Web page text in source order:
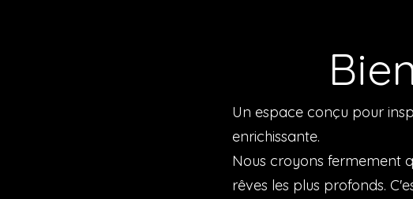
Un espace conçu pour
enrichissante.
Nous croyons fermement
rêves les plus profonds.